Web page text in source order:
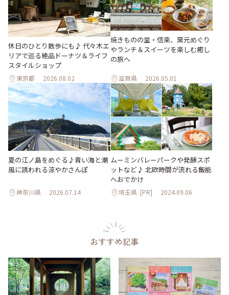
休日のひとり散歩にも♪ 代々木エ
リアで巡る絶品ドーナツ＆ライフ
スタイルショップ
東京都 2026.08.02
焼きものの里・信楽、窯元めぐり
やランチ＆スイーツを楽しむ癒し
の旅へ
滋賀県 2026.05.01
夏の江ノ島をめぐる♪青い海と潮
風に誘われる涼やかさんぽ
神奈川県 2026.07.14
ムーミンバレーパークや発酵スポ
ットなど♪ 北欧時間が流れる飯能
へおでかけ
埼玉県 [PR] 2024.09.06
おすすめ記事